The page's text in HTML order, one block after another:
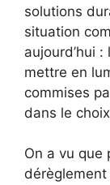
solutions
situation
aujourd’hui
mettre en
commises
dans le
On a vu que